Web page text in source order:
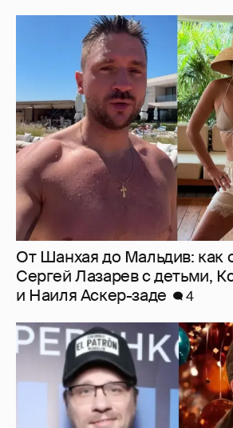
От Шанхая до Мальдив: как
Сергей Лазарев с детьми,
и Наиля Аскер-заде
4